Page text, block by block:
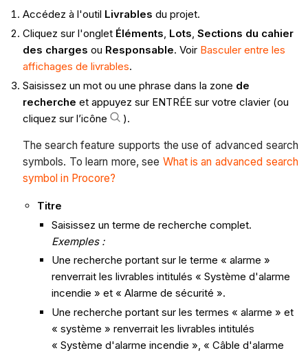
Accédez à l'outil Livrables du projet.
Cliquez sur l'onglet Éléments, Lots, Sections du cahier
des charges ou Responsable. Voir Basculer entre les
affichages de livrables.
Saisissez un mot ou une phrase dans la zone de
recherche et appuyez sur ENTRÉE sur votre clavier (ou
cliquez sur l’icône
).
The search feature supports the use of advanced search
symbols. To learn more, see What is an advanced search
symbol in Procore?
Titre
Saisissez un terme de recherche complet.
Exemples :
Une recherche portant sur le terme « alarme »
renverrait les livrables intitulés « Système d'alarme
incendie » et « Alarme de sécurité ».
Une recherche portant sur les termes « alarme » et
« système » renverrait les livrables intitulés
« Système d'alarme incendie », « Câble d'alarme